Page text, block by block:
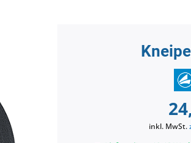
inkl. MwSt.